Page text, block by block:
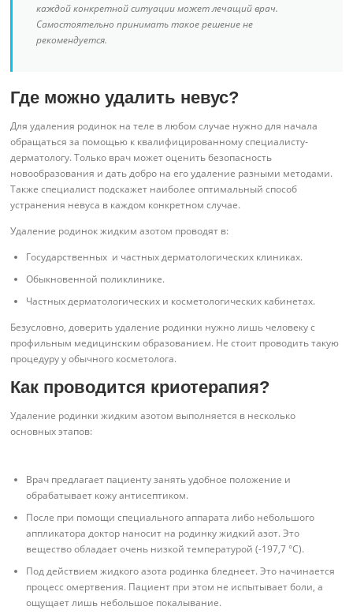
каждой конкретной ситуации может лечащий врач.
Самостоятельно принимать такое решение не
рекомендуется.
Где можно удалить невус?
Для удаления родинок на теле в любом случае нужно для начала
обращаться за помощью к квалифицированному специалисту-
дерматологу. Только врач может оценить безопасность
новообразования и дать добро на его удаление разными методами.
Также специалист подскажет наиболее оптимальный способ
устранения невуса в каждом конкретном случае.
Удаление родинок жидким азотом проводят в:
Государственных и частных дерматологических клиниках.
Обыкновенной поликлинике.
Частных дерматологических и косметологических кабинетах.
Безусловно, доверить удаление родинки нужно лишь человеку с
профильным медицинским образованием. Не стоит проводить такую
процедуру у обычного косметолога.
Как проводится криотерапия?
Удаление родинки жидким азотом выполняется в несколько
основных этапов:
Врач предлагает пациенту занять удобное положение и
обрабатывает кожу антисептиком.
После при помощи специального аппарата либо небольшого
аппликатора доктор наносит на родинку жидкий азот. Это
вещество обладает очень низкой температурой (-197,7 °С).
Под действием жидкого азота родинка бледнеет. Это начинается
процесс омертвения. Пациент при этом не испытывает боли, а
ощущает лишь небольшое покалывание.